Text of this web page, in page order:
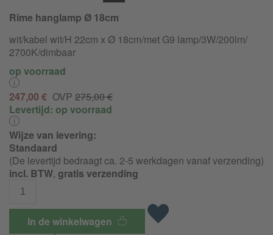
Rime hanglamp Ø 18cm
wit/kabel wit/H 22cm x Ø 18cm/met G9 lamp/3W/200lm/
2700K/dimbaar
op voorraad
247,00 € OVP 275,00 €
Levertijd: op voorraad
Wijze van levering:
Standaard
(De levertijd bedraagt ca. 2-5 werkdagen vanaf verzending)
incl. BTW, gratis verzending
In de winkelwagen